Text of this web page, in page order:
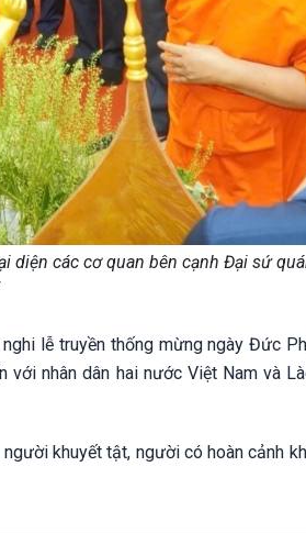
diện các cơ quan bên cạnh Đại sứ
lễ truyền thống mừng ngày Đức
với nhân dân hai nước Việt Nam và
khuyết tật, người có hoàn cảnh